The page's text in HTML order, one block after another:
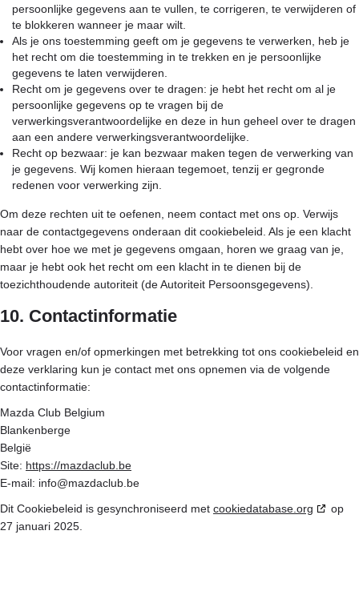
persoonlijke gegevens aan te vullen, te corrigeren, te verwijderen of
te blokkeren wanneer je maar wilt.
Als je ons toestemming geeft om je gegevens te verwerken, heb je
het recht om die toestemming in te trekken en je persoonlijke
gegevens te laten verwijderen.
Recht om je gegevens over te dragen: je hebt het recht om al je
persoonlijke gegevens op te vragen bij de
verwerkingsverantwoordelijke en deze in hun geheel over te dragen
aan een andere verwerkingsverantwoordelijke.
Recht op bezwaar: je kan bezwaar maken tegen de verwerking van
je gegevens. Wij komen hieraan tegemoet, tenzij er gegronde
redenen voor verwerking zijn.
Om deze rechten uit te oefenen, neem contact met ons op. Verwijs
naar de contactgegevens onderaan dit cookiebeleid. Als je een klacht
hebt over hoe we met je gegevens omgaan, horen we graag van je,
maar je hebt ook het recht om een klacht in te dienen bij de
toezichthoudende autoriteit (de Autoriteit Persoonsgegevens).
10. Contactinformatie
Voor vragen en/of opmerkingen met betrekking tot ons cookiebeleid en
deze verklaring kun je contact met ons opnemen via de volgende
contactinformatie:
Mazda Club Belgium
Blankenberge
België
Site: https://mazdaclub.be
E-mail: info@mazdaclub.be
Dit Cookiebeleid is gesynchroniseerd met cookiedatabase.org
op
27 januari 2025.